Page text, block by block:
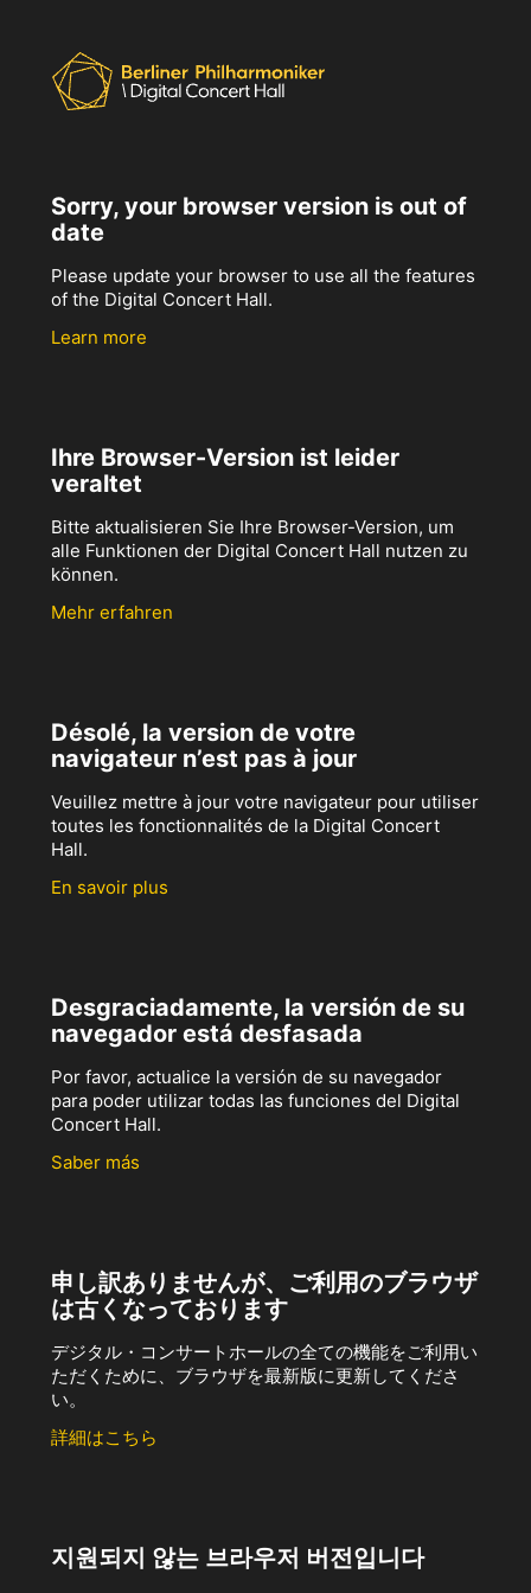
Sorry, your browser version is out of
date
Please update your browser to use all the features
of the Digital Concert Hall.
Learn more
Ihre Browser-Version ist leider
veraltet
Bitte aktualisieren Sie Ihre Browser-Version, um
alle Funktionen der Digital Concert Hall nutzen zu
können.
Mehr erfahren
Désolé, la version de votre
navigateur n’est pas à jour
Veuillez mettre à jour votre navigateur pour utiliser
toutes les fonctionnalités de la Digital Concert
Hall.
En savoir plus
Desgraciadamente, la versión de su
navegador está desfasada
Por favor, actualice la versión de su navegador
para poder utilizar todas las funciones del Digital
Concert Hall.
Saber más
申し訳ありませんが、ご利用のブラウザ
は古くなっております
デジタル・コンサートホールの全ての機能をご利用い
ただくために、ブラウザを最新版に更新してくださ
い。
詳細はこちら
지원되지 않는 브라우저 버전입니다